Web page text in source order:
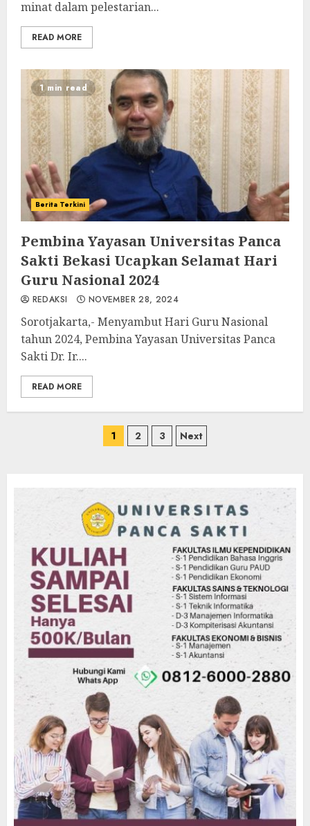
minat dalam pelestarian...
READ MORE
1 min read
Berita Terkini
Pembina Yayasan Universitas Panca
Sakti Bekasi Ucapkan Selamat Hari
Guru Nasional 2024
REDAKSI NOVEMBER 28, 2024
Sorotjakarta,- Menyambut Hari Guru Nasional
tahun 2024, Pembina Yayasan Universitas Panca
Sakti Dr. Ir....
READ MORE
Paginasi
1 2 3 Next